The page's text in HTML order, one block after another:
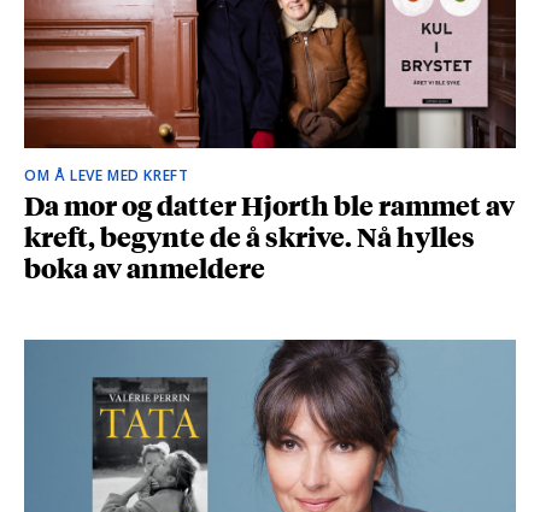
OM Å LEVE MED KREFT
Da mor og datter Hjorth ble rammet av
kreft, begynte de å skrive. Nå hylles
boka av anmeldere